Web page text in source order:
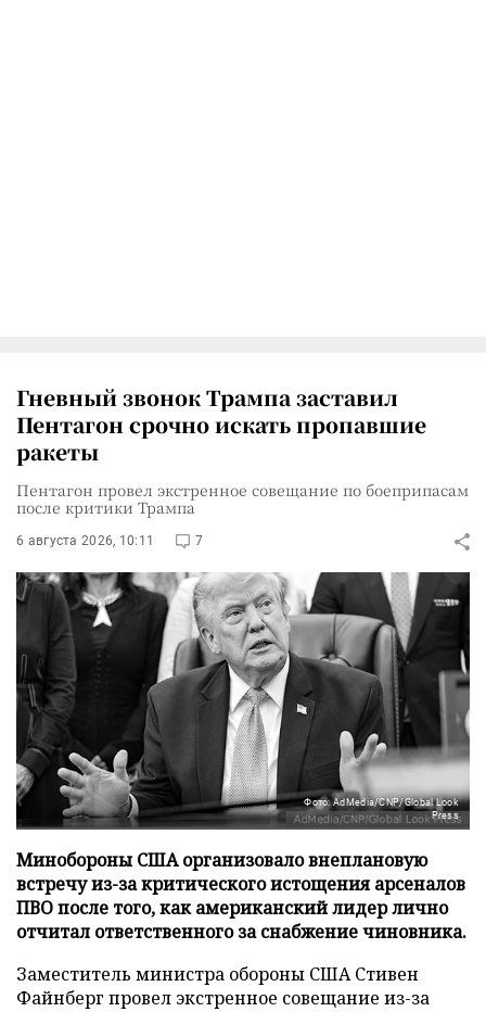
Гневный звонок Трампа заставил
Пентагон срочно искать пропавшие
ракеты
Пентагон провел экстренное совещание по боеприпасам
после критики Трампа
6 августа 2026, 10:11 7
Фото: AdMedia/CNP/Global Look
Press
Минобороны США организовало внеплановую
встречу из-за критического истощения арсеналов
ПВО после того, как американский лидер лично
отчитал ответственного за снабжение чиновника.
Заместитель министра обороны США Стивен
Файнберг провел экстренное совещание из-за